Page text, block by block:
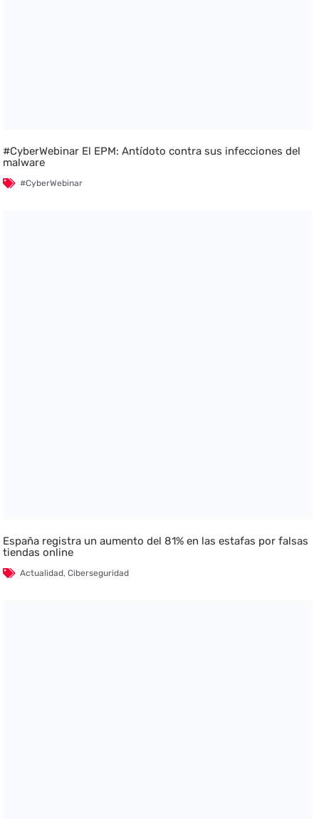
#CyberWebinar El EPM: Antídoto contra sus infecciones del
malware
#CyberWebinar
España registra un aumento del 81% en las estafas por falsas
tiendas online
Actualidad,Ciberseguridad